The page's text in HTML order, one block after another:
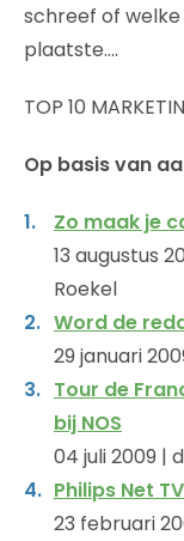
schreef of
plaatste….
TOP 10
Op basis van
Zo maak je
13 augustus
Roekel
Word de
29 januari
Tour de
bij NOS
04 juli 2009 |
Philips Net
23 februari